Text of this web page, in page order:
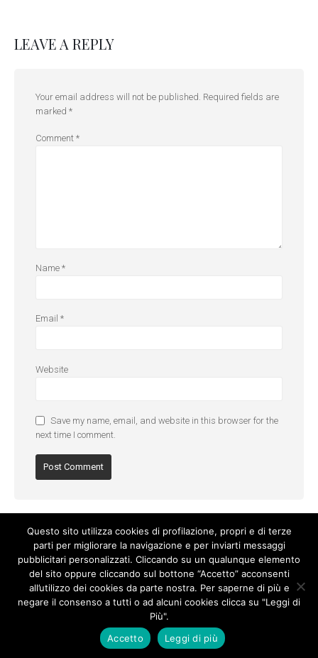
LEAVE A REPLY
Your email address will not be published. Required fields are
marked *
Comment *
Name *
Email *
Website
Save my name, email, and website in this browser for the
next time I comment.
Privacy Policy
© Copyright 2017. All Rights Reserved.
Questo sito utilizza cookies di profilazione, propri e di terze
parti per migliorare la navigazione e per inviarti messaggi
pubblicitari personalizzati. Cliccando su un qualunque elemento
del sito oppure cliccando sul bottone “Accetto” acconsenti
all’utilizzo dei cookies da parte nostra. Per saperne di più e
negare il consenso a tutti o ad alcuni cookies clicca su "Leggi di
Più".
Accetto
Leggi di più